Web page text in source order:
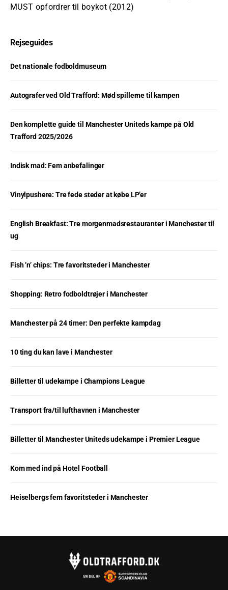
MUST opfordrer til boykot (2012)
Rejseguides
Det nationale fodboldmuseum
Autografer ved Old Trafford: Mød spillerne til kampen
Den komplette guide til Manchester Uniteds kampe på Old
Trafford 2025/2026
Indisk mad: Fem anbefalinger
Vinylpushere: Tre fede steder at købe LP’er
English Breakfast: Tre morgenmadsrestauranter i Manchester til
ug
Fish ’n’ chips: Tre favoritsteder i Manchester
Shopping: Retro fodboldtrøjer i Manchester
Manchester på 24 timer: Den perfekte kampdag
10 ting du kan lave i Manchester
Billetter til udekampe i Champions League
Transport fra/til lufthavnen i Manchester
Billetter til Manchester Uniteds udekampe i Premier League
Kom med ind på Hotel Football
Heiselbergs fem favoritsteder i Manchester